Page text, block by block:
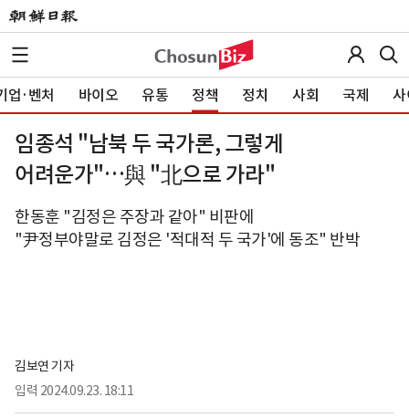
업·벤처 바이오 유통 정책 정치 사회 국제 사
임종석 "남북 두 국가론, 그렇게
어려운가"…與 "北으로 가라"
한동훈 "김정은 주장과 같아" 비판에
"尹정부야말로 김정은 '적대적 두 국가'에 동조" 반박
김보연 기자
입력 2024.09.23. 18:11